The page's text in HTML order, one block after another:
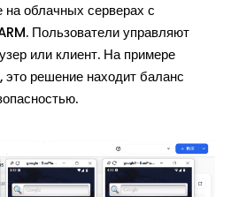
облачных серверах с
Пользователи управляют
или клиент. На примере
, это решение находит баланс